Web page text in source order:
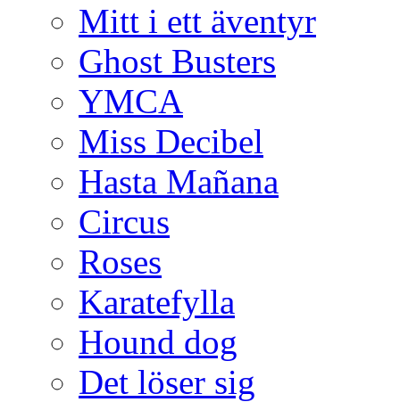
Mitt i ett äventyr
Ghost Busters
YMCA
Miss Decibel
Hasta Mañana
Circus
Roses
Karatefylla
Hound dog
Det löser sig